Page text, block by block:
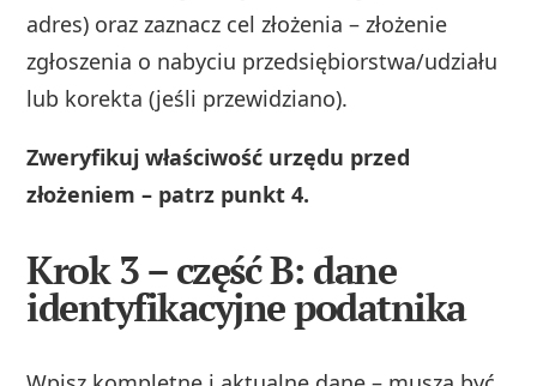
adres) oraz zaznacz cel złożenia – złożenie
zgłoszenia o nabyciu przedsiębiorstwa/udziału
lub korekta (jeśli przewidziano).
Zweryfikuj właściwość urzędu przed
złożeniem – patrz punkt 4.
Krok 3 – część B: dane
identyfikacyjne podatnika